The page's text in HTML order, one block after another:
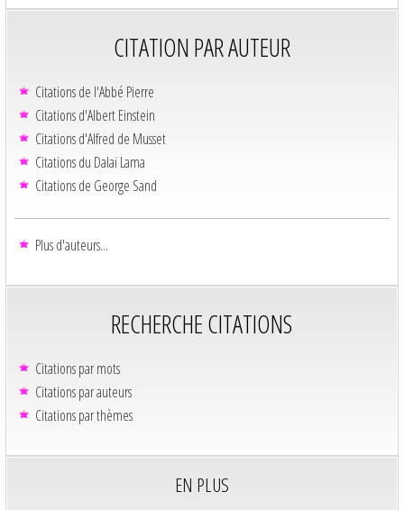
CITATION PAR AUTEUR
Citations de l'Abbé Pierre
Citations d'Albert Einstein
Citations d'Alfred de Musset
Citations du Dalaï Lama
Citations de George Sand
Plus d'auteurs...
RECHERCHE CITATIONS
Citations par mots
Citations par auteurs
Citations par thèmes
EN PLUS